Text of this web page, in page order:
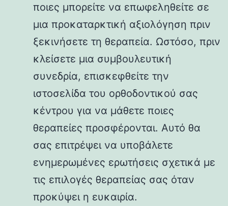
ποιες μπορείτε να επωφεληθείτε σε
μια προκαταρκτική αξιολόγηση πριν
ξεκινήσετε τη θεραπεία. Ωστόσο, πριν
κλείσετε μια συμβουλευτική
συνεδρία, επισκεφθείτε την
ιστοσελίδα του ορθοδοντικού σας
κέντρου για να μάθετε ποιες
θεραπείες προσφέρονται. Αυτό θα
σας επιτρέψει να υποβάλετε
ενημερωμένες ερωτήσεις σχετικά με
τις επιλογές θεραπείας σας όταν
προκύψει η ευκαιρία.